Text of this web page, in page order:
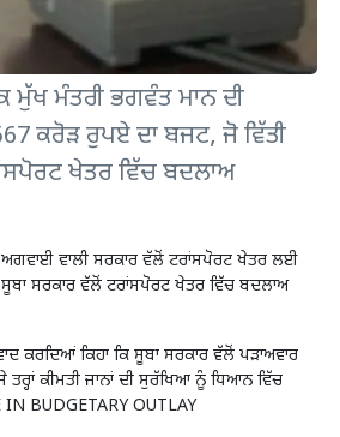
ਮੁੱਖ ਮੰਤਰੀ ਭਗਵੰਤ ਮਾਨ ਦੀ
ਕਰੋੜ ਰੁਪਏ ਦਾ ਬਜਟ, ਜੋ ਵਿੱਤੀ
ਖੇਤਰ ਵਿੱਚ ਬਦਲਾਅ
ਵਾਲੀ ਸਰਕਾਰ ਵੱਲੋਂ ਟਰਾਂਸਪੋਰਟ ਖੇਤਰ ਲਈ
ਸਰਕਾਰ ਵੱਲੋਂ ਟਰਾਂਸਪੋਰਟ ਖੇਤਰ ਵਿੱਚ ਬਦਲਾਅ
ਕਿਹਾ ਕਿ ਸੂਬਾ ਸਰਕਾਰ ਵੱਲੋਂ ਪੜਾਅਵਾਰ
ਕੀਮਤੀ ਜਾਨਾਂ ਦੀ ਸੁਰੱਖਿਆ ਨੂੰ ਧਿਆਨ ਵਿੱਚ
BUDGETARY OUTLAY